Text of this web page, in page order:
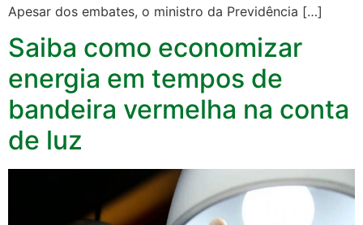
Apesar dos embates, o ministro da Previdência […]
Saiba como economizar
energia em tempos de
bandeira vermelha na conta
de luz